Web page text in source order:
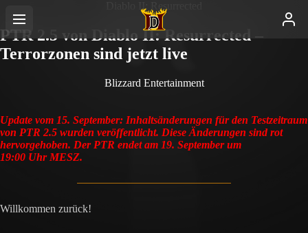
Diablo II: Resurrected
PTR 2.5 von Diablo II: Resurrected –
Terrorzonen sind jetzt live
Blizzard Entertainment
Update vom 15. September: Inhaltsänderungen für den Testzeitraum
von PTR 2.5 wurden veröffentlicht. Diese Änderungen sind rot
hervorgehoben. Der PTR endet am 19. September um
19:00 Uhr MESZ.
Willkommen zurück!